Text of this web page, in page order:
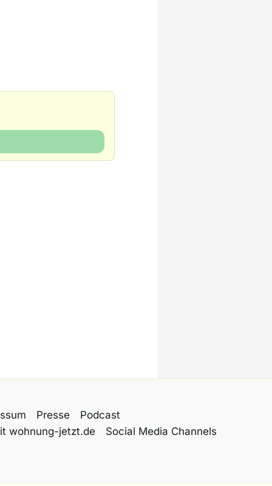
Presse
Podcast
wohnung-jetzt.de
Social Media Channels